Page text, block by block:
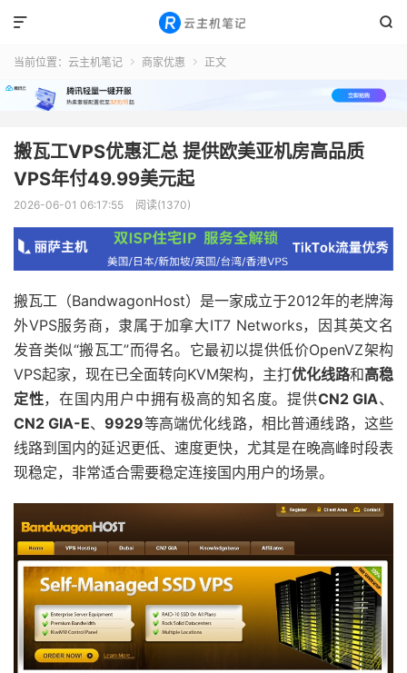


当前位置： 云主机笔记  商家优惠  正文
搬瓦工VPS优惠汇总 提供欧美亚机房高品质
VPS年付49.99美元起
2026-06-01 06:17:55 阅读(1370)
搬瓦工（BandwagonHost）是一家成立于2012年的老牌海
外VPS服务商，隶属于加拿大IT7 Networks，因其英文名
发音类似“搬瓦工”而得名。它最初以提供低价OpenVZ架构
VPS起家，现在已全面转向KVM架构，主打优化线路和高稳
定性，在国内用户中拥有极高的知名度。提供CN2 GIA、
CN2 GIA-E、9929等高端优化线路，相比普通线路，这些
线路到国内的延迟更低、速度更快，尤其是在晚高峰时段表
现稳定，非常适合需要稳定连接国内用户的场景。